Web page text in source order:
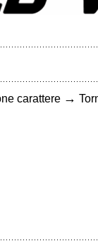
carattere →